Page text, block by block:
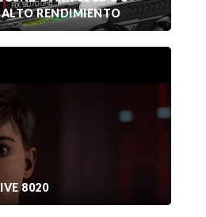
RENDIMIENTO
8020